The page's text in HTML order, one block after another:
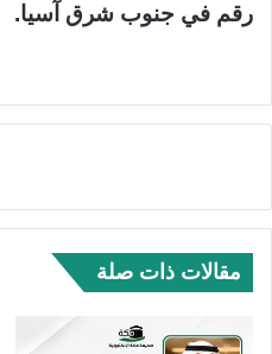
رقم في جنوب شرق آسيا.
مقالات ذات صلة